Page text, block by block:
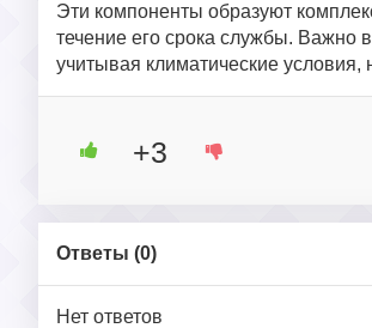
Эти компоненты образуют
течение его срока службы. Важно
учитывая климатические условия,
+3
Ответы (0)
Нет ответов